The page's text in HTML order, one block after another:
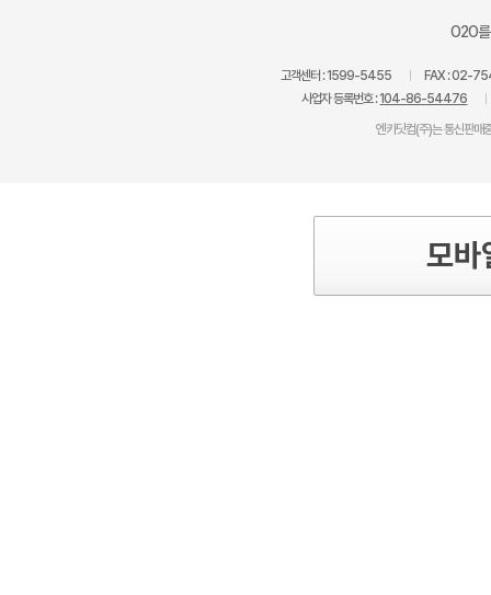
O2O를
고객센터 :1599-5455 FAX :02-
사업자 등록번호 :104-86-54476
엔카닷컴(주)는 통신판매
모바